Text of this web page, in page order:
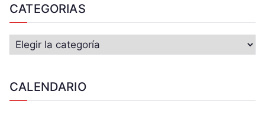
CATEGORIAS
CALENDARIO